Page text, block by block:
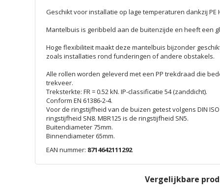
Geschikt voor installatie op lage temperaturen dankzij PE
Mantelbuis is geribbeld aan de buitenzijde en heeft een
Hoge flexibiliteit maakt deze mantelbuis bijzonder
zoals installaties rond funderingen of andere obstakels.
Alle rollen worden geleverd met een PP trekdraad die
trekveer.
Treksterkte: FR = 0.52 kN. IP-classificatie 54 (zanddicht).
Conform EN 61386-2-4.
Voor de ringstijfheid van de buizen getest volgens DIN ISO
ringstijfheid SN8. MBR125 is de ringstijfheid SN5.
Buitendiameter 75mm.
Binnendiameter 65mm.
EAN nummer: 8714642111292
Vergelijkbare